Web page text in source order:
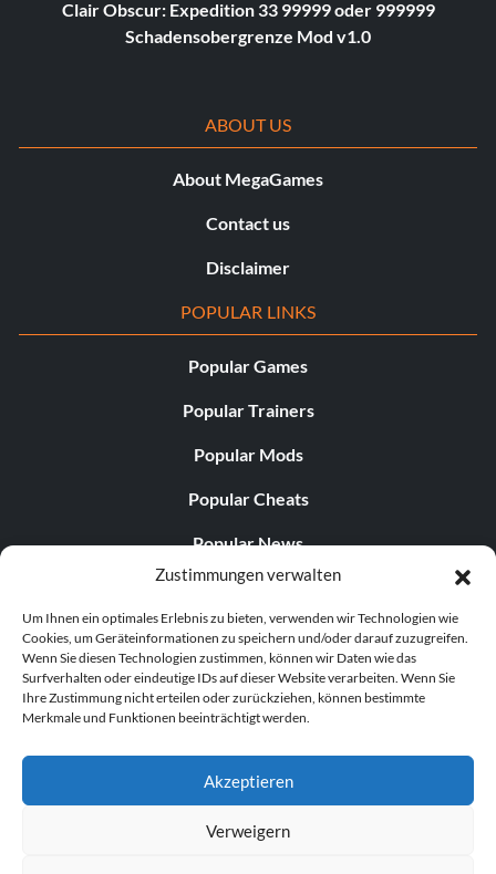
Zustimmungen verwalten
Um Ihnen ein optimales Erlebnis zu bieten, verwenden wir Technologien wie
Cookies, um Geräteinformationen zu speichern und/oder darauf zuzugreifen.
Wenn Sie diesen Technologien zustimmen, können wir Daten wie das
Surfverhalten oder eindeutige IDs auf dieser Website verarbeiten. Wenn Sie
Ihre Zustimmung nicht erteilen oder zurückziehen, können bestimmte
Merkmale und Funktionen beeinträchtigt werden.
Akzeptieren
Verweigern
Clair Obscur: Expedition 33 99999 oder 999999
Schadensobergrenze Mod v1.0
ABOUT US
About MegaGames
Contact us
Disclaimer
POPULAR LINKS
Popular Games
Popular Trainers
Popular Mods
Popular Cheats
Popular News
Popular Editorials
Popular Free Games
LATEST UPDATES